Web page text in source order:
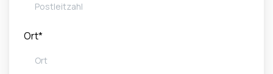
Ort*